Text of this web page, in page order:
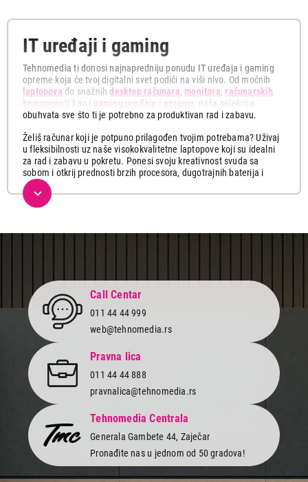
IT uređaji i gaming
Tehnomedia ti donosi najnapredniju ponudu IT uređaja i gaming
opreme koja će tvoj digitalni svet podići na viši nivo. Od moćnih
laptopova do snažnihdesktop računara, monitora, računarskih
komponenti kao i gaming uređaja i opreme , naša selekcija
obuhvata sve što ti je potrebno za produktivan rad i zabavu.
Želiš računar koji je potpuno prilagođen tvojim potrebama? Uživaj
u fleksibilnosti uz naše visokokvalitetne laptopove koji su idealni
za rad i zabavu u pokretu. Ponesi svoju kreativnost svuda sa
sobom i otkrij prednosti brzih procesora, dugotrajnih baterija i
tankih dizajna koji se lako uklapaju u svaku torbu.
Ako tražiš moćan i prilagodljiv uređaj za rad u kancelariji ili kod
kristalno jasne slike, bez obzira da li radiš, surfuješ po internetu,
gledaš filmove ili igraš igrice.
Zakorači u svet igara u virtuelnoj realnosti, gde te čekaju sjajne
avanture i izazovi uz naše konzole, a za u uživanje i udobnost
tokom igranja odaberi neku od vrhunske opreme koja će ti
upotpuniti doživljaj.
U našoj ponudi ćeš naći i širok asortiman IT opreme. Od
štampača
i skenera
koji će ti olakšati štampanje i digitalizaciju dokumenata,
mrežne opreme
uređaja za
skladištenje podataka, mi imamo rešenje da zadovoljimo sve
tvoje potrebe - veća efikasnost i produktivnost, motivacija i
zabava.
Ne gubi vreme, poseti Tehnomedia online shop ili najbližu
Call Centar
011 44 44 999
web@tehnomedia.rs
Pravna lica
011 44 44 888
pravnalica@tehnomedia.rs
Tehnomedia Centrala
Generala Gambete 44, Zaječar
Pronađite nas u jednom od 50 gradova!